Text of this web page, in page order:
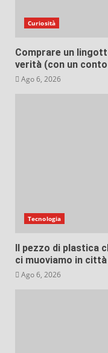
Curiosità
Comprare un
verità (con un
Ago 6, 2026
Tecnologia
Il pezzo di plastica
ci muoviamo in città
Ago 6, 2026